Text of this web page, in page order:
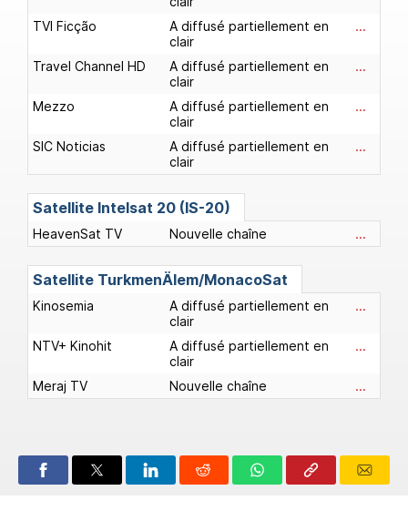
TVI Ficção
A diffusé partiellement en
clair
...
Travel Channel HD
A diffusé partiellement en
clair
...
Mezzo
A diffusé partiellement en
clair
...
SIC Noticias
A diffusé partiellement en
clair
...
Satellite Intelsat 20 (IS-20)
HeavenSat TV Nouvelle chaîne ...
Satellite TurkmenÄlem/MonacoSat
Kinosemia
A diffusé partiellement en
clair
...
NTV+ Kinohit
A diffusé partiellement en
clair
...
Meraj TV Nouvelle chaîne ...